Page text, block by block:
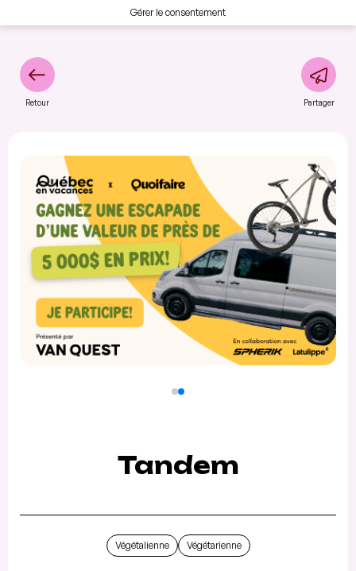
Gérer le consentement
Retour Partager
Tandem
Végétalienne Végétarienne